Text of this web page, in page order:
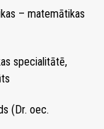
– matemātikas
specialitātē,
(Dr. oec.